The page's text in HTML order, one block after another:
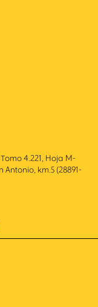
4.221, Hoja M-
km.5 (28891-